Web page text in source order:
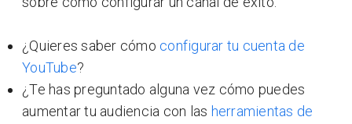
¿Quieres saber cómo configurar tu cuenta de
YouTube?
¿Te has preguntado alguna vez cómo puedes
aumentar tu audiencia con las herramientas de